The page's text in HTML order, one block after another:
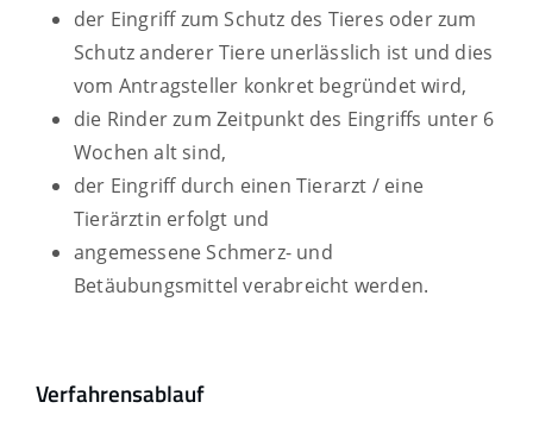
der Eingriff zum Schutz des Tieres oder zum
Schutz anderer Tiere unerlässlich ist und dies
vom Antragsteller konkret begründet wird,
die Rinder zum Zeitpunkt des Eingriffs unter 6
Wochen alt sind,
der Eingriff durch einen Tierarzt / eine
Tierärztin erfolgt und
angemessene Schmerz- und
Betäubungsmittel verabreicht werden.
Verfahrensablauf